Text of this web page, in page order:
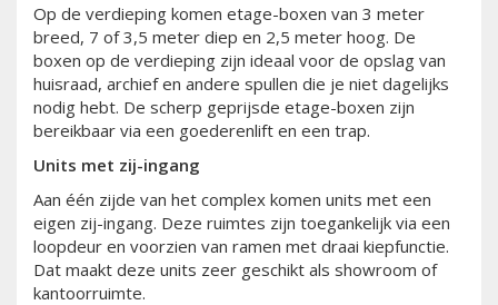
Op de verdieping komen etage-boxen van 3 meter
breed, 7 of 3,5 meter diep en 2,5 meter hoog. De
boxen op de verdieping zijn ideaal voor de opslag van
huisraad, archief en andere spullen die je niet dagelijks
nodig hebt. De scherp geprijsde etage-boxen zijn
bereikbaar via een goederenlift en een trap.
Units met zij-ingang
Aan één zijde van het complex komen units met een
eigen zij-ingang. Deze ruimtes zijn toegankelijk via een
loopdeur en voorzien van ramen met draai kiepfunctie.
Dat maakt deze units zeer geschikt als showroom of
kantoorruimte.